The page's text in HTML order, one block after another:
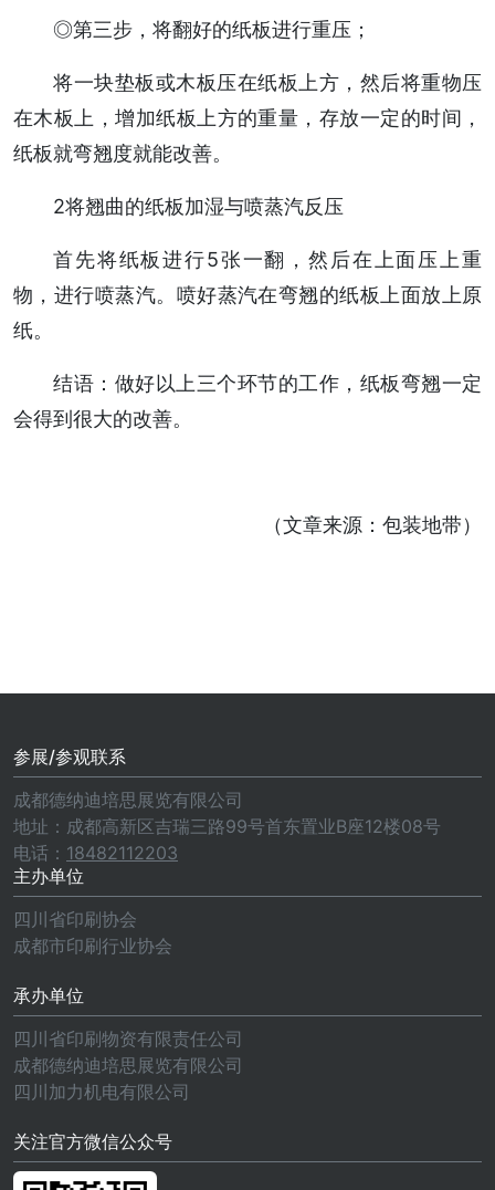
◎第三步，将翻好的纸板进行重压；
将一块垫板或木板压在纸板上方，然后将重物压
在木板上，增加纸板上方的重量，存放一定的时间，
纸板就弯翘度就能改善。
2将翘曲的纸板加湿与喷蒸汽反压
首先将纸板进行5张一翻，然后在上面压上重
物，进行喷蒸汽。喷好蒸汽在弯翘的纸板上面放上原
纸。
结语：做好以上三个环节的工作，纸板弯翘一定
会得到很大的改善。
（文章来源：包装地带）
参展/参观联系
成都德纳迪培思展览有限公司
地址：成都高新区吉瑞三路99号首东置业B座12楼08号
电话： 18482112203
主办单位
四川省印刷协会
成都市印刷行业协会
承办单位
四川省印刷物资有限责任公司
成都德纳迪培思展览有限公司
四川加力机电有限公司
关注官方微信公众号